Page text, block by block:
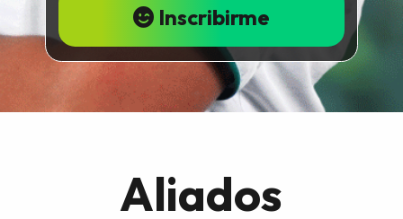
Inscribirme
Aliados